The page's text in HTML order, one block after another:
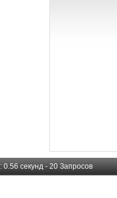
0.56 секунд - 20 Запросов